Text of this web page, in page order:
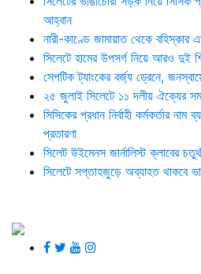
আহ্বান
নারী-কাণ্ডে জামায়াত থেকে বহিস্কার
সিলেটে হামের উপসর্গ নিয়ে আরও দুই
সেপটিক ট্যাংকের বর্জ্য ড্রেনে,
২৫ জুলাই সিলেটে ১১ দলীয় ঐক্যের
সিসিকের প্রধান নির্বাহী কর্মকর্তার
প্রতারণা
সিলেট উইমেনস জার্নালিস্ট ক্লাবের চতুর্থ
সিলেটে সপ্তাহজুড়ে অব্যাহত থাকবে